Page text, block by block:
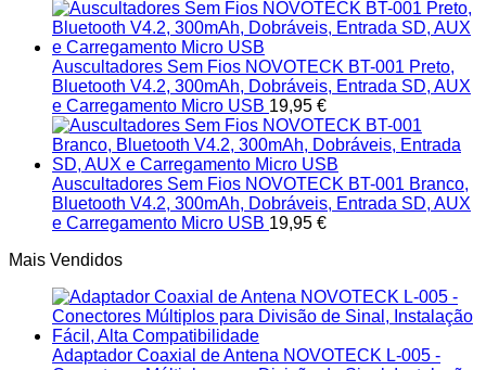
Auscultadores Sem Fios NOVOTECK BT-001 Preto,
Bluetooth V4.2, 300mAh, Dobráveis, Entrada SD, AUX
e Carregamento Micro USB 19,95 €
Auscultadores Sem Fios NOVOTECK BT-001 Branco,
Bluetooth V4.2, 300mAh, Dobráveis, Entrada SD, AUX
e Carregamento Micro USB 19,95 €
Mais Vendidos
Adaptador Coaxial de Antena NOVOTECK L-005 -